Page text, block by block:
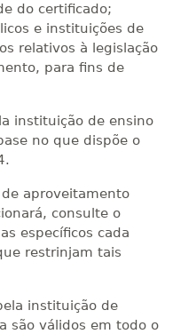
do certificado;
e instituições de
relativos à legislação
para fins de
instituição de ensino
no que dispõe o
de aproveitamento
consulte o
específicos cada
restrinjam tais
instituição de
são válidos em todo o